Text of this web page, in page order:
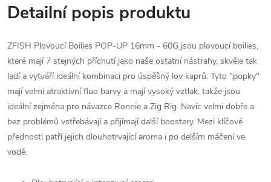
Detailní popis produktu
ZFISH Plovoucí Boilies POP-UP 16mm - 60G jsou plovoucí boilies,
které mají 7 stejných příchutí jako naše ostatní nástrahy, skvěle tak
ladí a vytváří ideální kombinaci pro úspěšný lov kaprů. Tyto "popky"
mají velmi atraktivní fluo barvy a mají vysoký vztlak, takže jsou
ideální zejména pro návazce Ronnie a Zig Rig. Navíc velmi dobře a
bez problémů vstřebávají a přijímají další boostery. Mezi klíčové
přednosti patří jejich dlouhotrvající aroma i po delším máčení ve
vodě.